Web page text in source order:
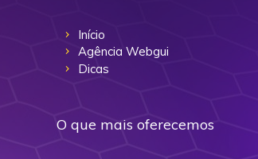
Início
Agência Webgui
Dicas
O que mais oferecemos